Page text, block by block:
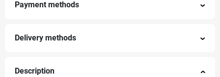
Payment methods
Delivery methods
Description